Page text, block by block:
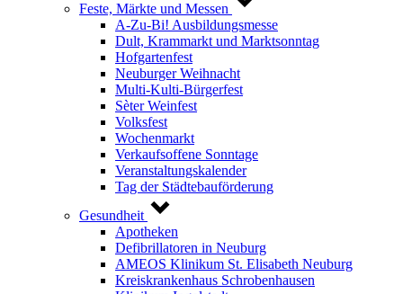
Feste, Märkte und Messen
A-Zu-Bi! Ausbildungsmesse
Dult, Krammarkt und Marktsonntag
Hofgartenfest
Neuburger Weihnacht
Multi-Kulti-Bürgerfest
Sèter Weinfest
Volksfest
Wochenmarkt
Verkaufsoffene Sonntage
Veranstaltungskalender
Tag der Städtebauförderung
Gesundheit
Apotheken
Defibrillatoren in Neuburg
AMEOS Klinikum St. Elisabeth Neuburg
Kreiskrankenhaus Schrobenhausen